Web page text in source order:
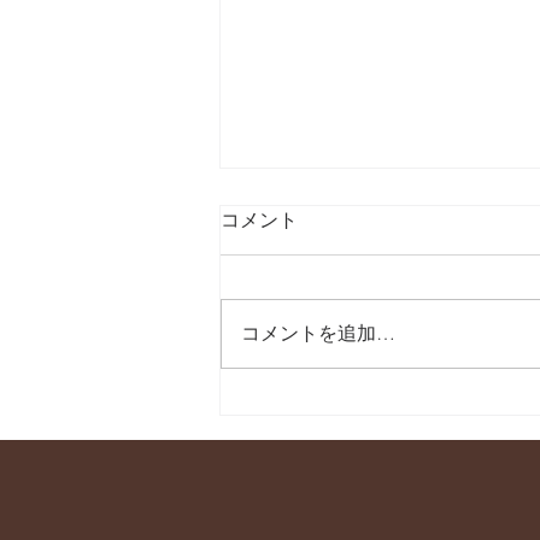
い。】
コメント
コメントを追加…